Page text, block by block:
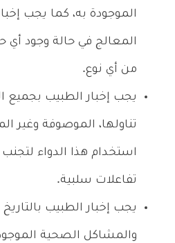
الموجودة به، كما يجب
المعالج في حالة وجود
من أي نوع.
يجب إخبار الطبيب بجميع
تناولها، الموصوفة وغير
استخدام هذا الدواء
تفاعلات سلبية.
يجب إخبار الطبيب
والمشاكل الصحية الموجود